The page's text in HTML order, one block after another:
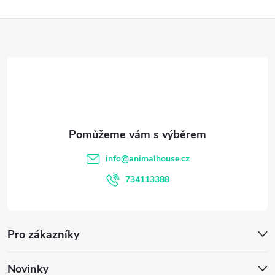
k
Pro zákazníky
Novinky
info@animalhouse.cz
734113388